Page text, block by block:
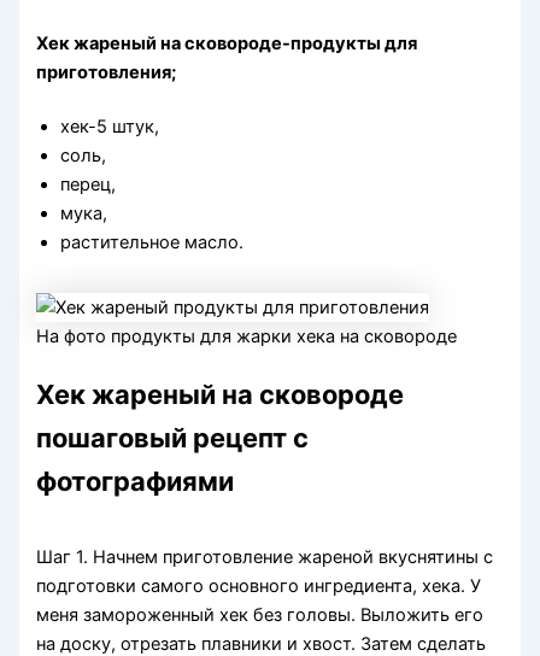
Хек жареный на сковороде-продукты для
приготовления;
хек-5 штук,
соль,
перец,
мука,
растительное масло.
На фото продукты для жарки хека на сковороде
Хек жареный на сковороде
пошаговый рецепт с
фотографиями
Шаг 1. Начнем приготовление жареной вкуснятины с
подготовки самого основного ингредиента, хека. У
меня замороженный хек без головы. Выложить его
на доску, отрезать плавники и хвост. Затем сделать